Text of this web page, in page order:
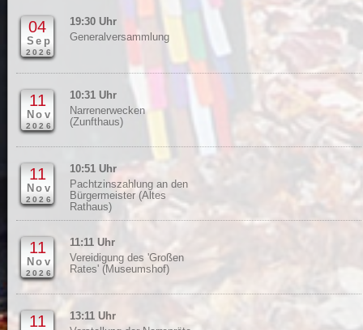
04
Sep
2026
19:30 Uhr
Generalversammlung
11
Nov
2026
10:31 Uhr
Narrenerwecken
(Zunfthaus)
11
Nov
2026
10:51 Uhr
Pachtzinszahlung an den
Bürgermeister (Altes
Rathaus)
11
Nov
2026
11:11 Uhr
Vereidigung des 'Großen
Rates' (Museumshof)
11
13:11 Uhr